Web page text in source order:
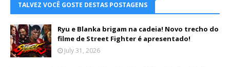
TALVEZ VOCÊ GOSTE DESTAS POSTAGENS
Ryu e Blanka brigam na cadeia! Novo trecho do
filme de Street Fighter é apresentado!
July 31, 2026